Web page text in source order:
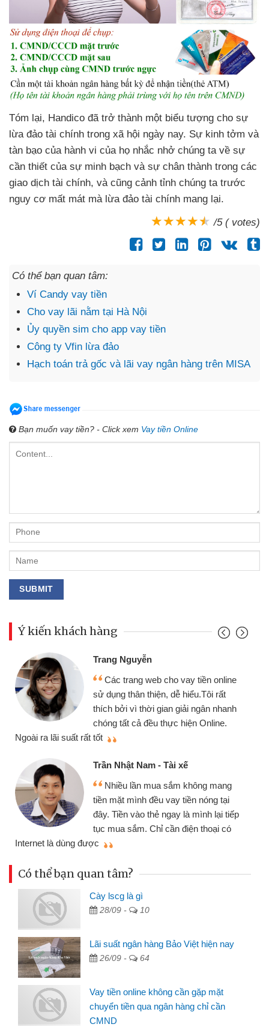
Tóm lại, Handico đã trở thành một biểu tượng cho sự
lừa đảo tài chính trong xã hội ngày nay. Sự kinh tởm và
tàn bạo của hành vi của họ nhắc nhở chúng ta về sự
cần thiết của sự minh bạch và sự chân thành trong các
giao dịch tài chính, và cũng cảnh tỉnh chúng ta trước
nguy cơ mất mát mà lừa đảo tài chính mang lại.
/5 ( votes)
Có thể bạn quan tâm:
Ví Candy vay tiền
Cho vay lãi nằm tại Hà Nội
Ủy quyền sim cho app vay tiền
Công ty Vfin lừa đảo
Hạch toán trả gốc và lãi vay ngân hàng trên MISA
Bạn muốn vay tiền? - Click xem Vay tiền Online
Ý kiến khách hàng
online
rất
nhanh
mang
nóng tại
lại tiếp
Đoàn Hữu Cảnh
Mình cần tiền gấp nên định
chiếc xe wave nhưng thật may
gói vay tiền bằng CMND online
cần gặp mặt nên rất tiện lợi, sẽ
thiệu cho bạn bè biết
Cấn Văn Lực - Tạp hóa
Tôi kinh doanh buôn bán nhỏ
nhiều lúc cần vốn nhập hàng,
đến website qua bạn bè giới
đã giải quyết được công việc
Có thể bạn quan tâm?
Cày lscg là gì
28/09 - 10
Lãi suất ngân hàng Bảo Việt hiện nay
26/09 - 64
Vay tiền online không cần gặp mặt
chuyển tiền qua ngân hàng chỉ cần
CMND